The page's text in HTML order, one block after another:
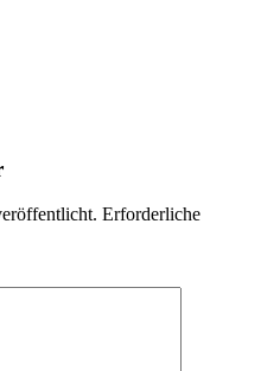
Erforderliche